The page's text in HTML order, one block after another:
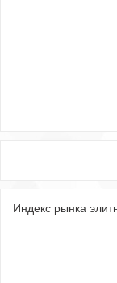
Индекс рынка